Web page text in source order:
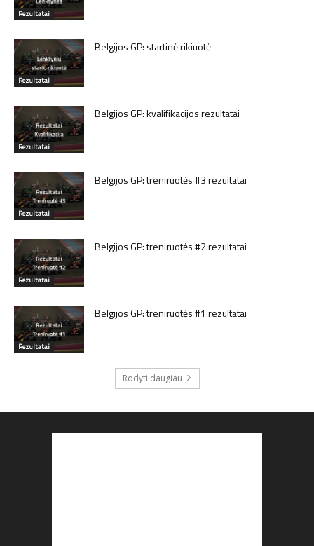
Rezultatai
Rezultatai
Belgijos GP: startinė rikiuotė
Rezultatai
Belgijos GP: kvalifikacijos rezultatai
Rezultatai
Belgijos GP: treniruotės #3 rezultatai
Rezultatai
Belgijos GP: treniruotės #2 rezultatai
Rezultatai
Belgijos GP: treniruotės #1 rezultatai
Rodyti daugiau